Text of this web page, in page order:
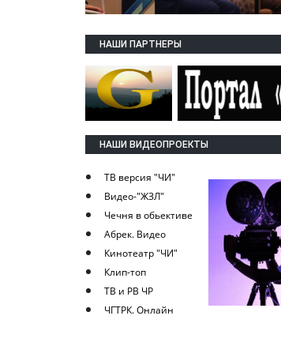
НАШИ ПАРТНЕРЫ
НАШИ ВИДЕОПРОЕКТЫ
ТВ версия "ЧИ"
Видео-"ЖЗЛ"
Чечня в обьективе
Абрек. Видео
Кинотеатр "ЧИ"
Клип-топ
ТВ и РВ ЧР
ЧГТРК. Онлайн